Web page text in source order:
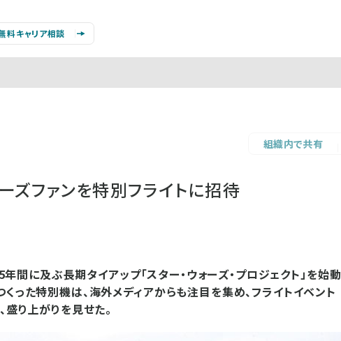
料キャリア相談
組織内で共有
ズファンを特別フライトに招待
間に及ぶ長期タイアップ「スター・ウォーズ・プロジェクト」を始動
った特別機は、海外メディアからも注目を集め、フライトイベント
盛り上がりを見せた。